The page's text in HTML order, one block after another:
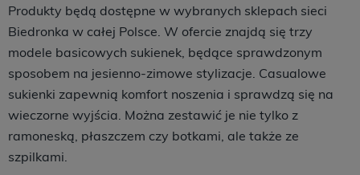
Produkty będą dostępne w wybranych sklepach sieci
Biedronka w całej Polsce. W ofercie znajdą się trzy
modele basicowych sukienek, będące sprawdzonym
sposobem na jesienno-zimowe stylizacje. Casualowe
sukienki zapewnią komfort noszenia i sprawdzą się na
wieczorne wyjścia. Można zestawić je nie tylko z
ramoneską, płaszczem czy botkami, ale także ze
szpilkami.